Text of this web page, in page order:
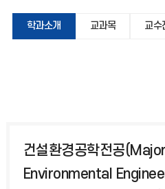
학과소개 교과목 교수
건설환경공학전공
Environmental